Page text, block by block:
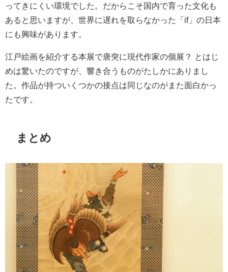
ってきにくい環境でした。だからこそ国内で育った文化も
あると思いますが、世界に遅れを取らなかった「if」の日本
にも興味があります。
江戸絵画を紹介する本展で唐突に現代作家の個展？ とはじ
めは驚いたのですが、響き合うものがたしかにありまし
た。作品が持ついくつかの接点は同じなのがまた面白かっ
たです。
まとめ